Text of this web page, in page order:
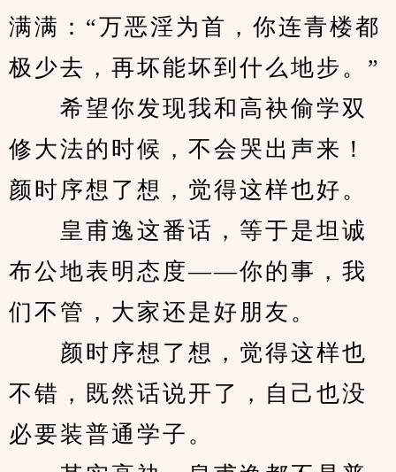
满满：“万恶淫为首，你连青楼都
极少去，再坏能坏到什么地步。”
希望你发现我和高袂偷学双
修大法的时候，不会哭出声来！
颜时序想了想，觉得这样也好。
皇甫逸这番话，等于是坦诚
布公地表明态度——你的事，我
们不管，大家还是好朋友。
颜时序想了想，觉得这样也
不错，既然话说开了，自己也没
必要装普通学子。